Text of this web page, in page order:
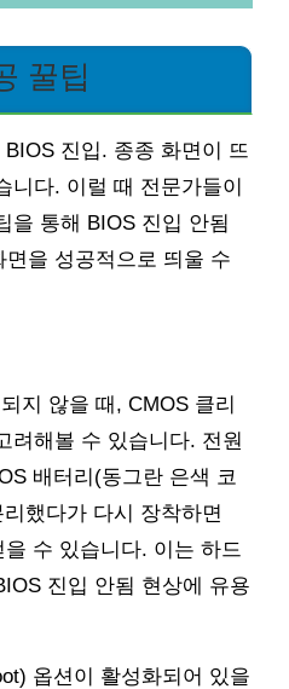
꿀팁
진입. 종종 화면이 뜨
니다. 이럴 때 전문가들이
을 통해 BIOS 진입 안됨
을 성공적으로 띄울 수
지 않을 때, CMOS 클리
려해볼 수 있습니다. 전원
배터리(동그란 은색 코
했다가 다시 장착하면
수 있습니다. 이는 하드
진입 안됨 현상에 유용
옵션이 활성화되어 있을